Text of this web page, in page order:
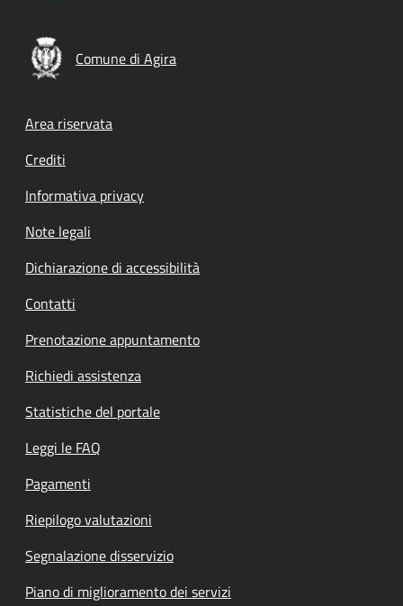
Comune di Agira
Footer menu
Area riservata
Crediti
Informativa privacy
Note legali
Dichiarazione di accessibilità
Contatti
Prenotazione appuntamento
Richiedi assistenza
Statistiche del portale
Leggi le FAQ
Pagamenti
Riepilogo valutazioni
Segnalazione disservizio
Piano di miglioramento dei servizi